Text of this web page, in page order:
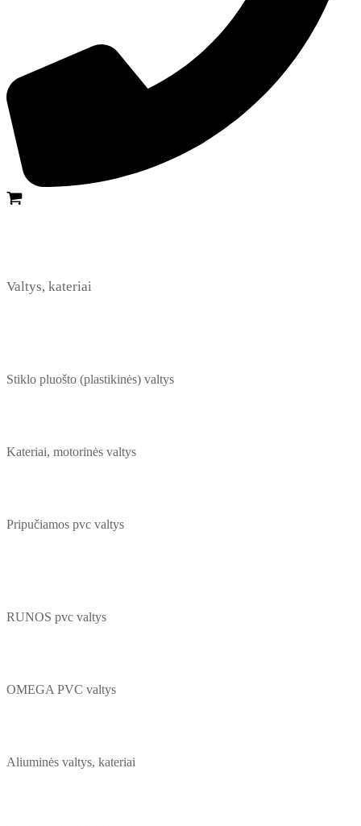
Valtys, kateriai
Stiklo pluošto (plastikinės) valtys
Kateriai, motorinės valtys
Pripučiamos pvc valtys
RUNOS pvc valtys
OMEGA PVC valtys
Aliuminės valtys, kateriai